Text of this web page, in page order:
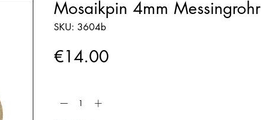
Mosaikpin 4mm Messingrohr
SKU: 3604b
€14.00Price